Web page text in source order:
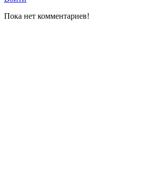
Пока нет комментариев!